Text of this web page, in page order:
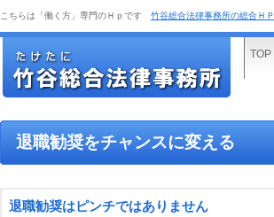
こちらは「働く方」専門のＨｐです 竹谷総合法律事務所の総合ＨＰ
TOP
退職勧奨をチャンスに変える
退職勧奨はピンチではありません